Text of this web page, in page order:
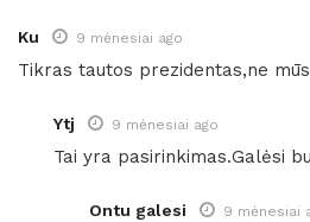
Ku 9 mėnesiai ago
Tikras tautos prezidentas,ne
Ytj 9 mėnesiai ago
Tai yra pasirinkimas.Galėsi
Ontu galesi 9 mėnesiai